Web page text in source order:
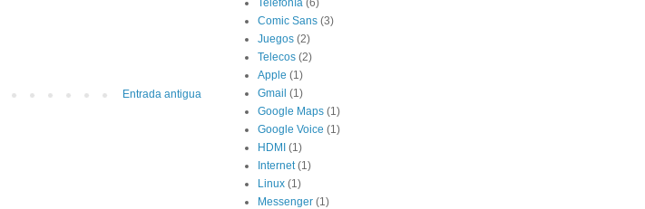
Entrada antigua
Telefonía (6)
Comic Sans (3)
Juegos (2)
Telecos (2)
Apple (1)
Gmail (1)
Google Maps (1)
Google Voice (1)
HDMI (1)
Internet (1)
Linux (1)
Messenger (1)